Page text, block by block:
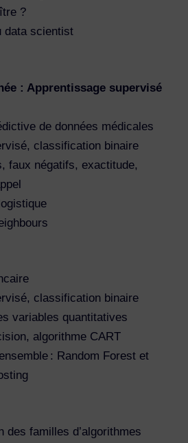
?
data scientist
: Apprentissage supervisé
de données médicales
classification binaire
faux négatifs, exactitude,
classification binaire
variables quantitatives
algorithme CART
: Random Forest et
des familles d’algorithmes